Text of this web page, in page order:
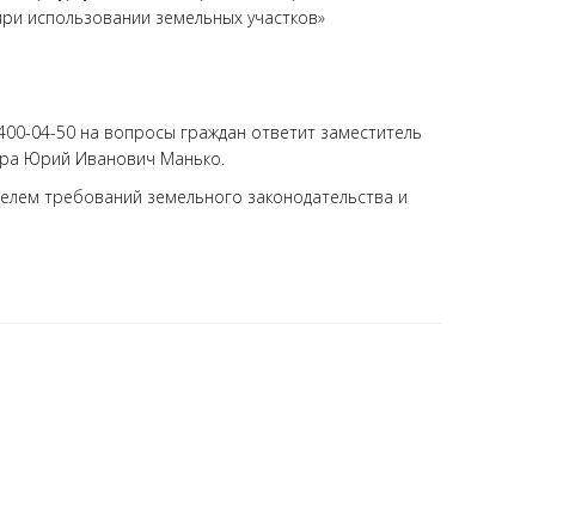
использовании земельных участков»
04-50 на вопросы граждан ответит заместитель
Юрий Иванович Манько.
требований земельного законодательства и